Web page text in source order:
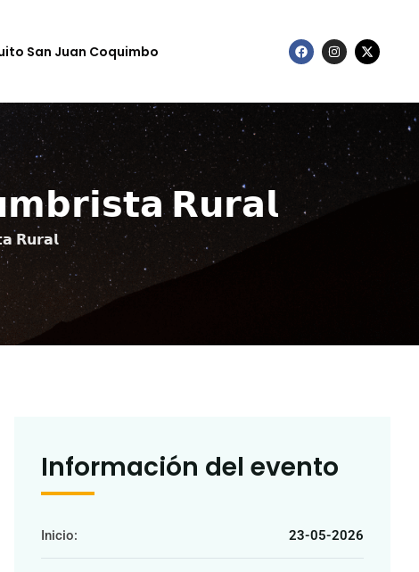
San Juan Coquimbo
𝗥𝘂𝗿𝗮𝗹
𝗥𝘂𝗿𝗮𝗹
Información del evento
Inicio: 23-05-2026